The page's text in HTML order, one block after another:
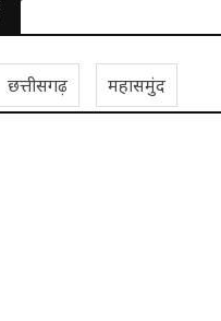
छत्तीसगढ़ महासमुंद